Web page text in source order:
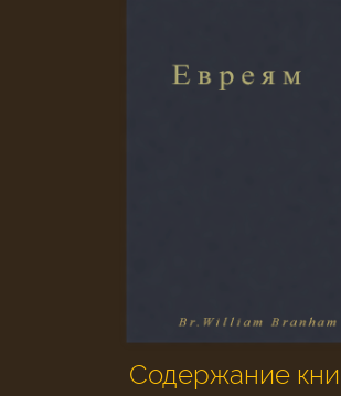
Содержание